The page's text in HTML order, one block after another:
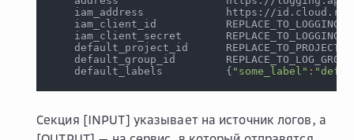
    iam_address             https://id.cloud.ru/
iam_client_id
iam_client_secret
default_project_id
default_group_id
    default_labels
{ "some_label" :
Секция [INPUT] указывает на источник логов, а